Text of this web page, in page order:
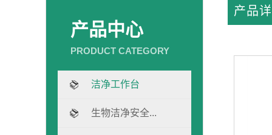
产品中心
洁净工作台
生物洁净安全...
产品